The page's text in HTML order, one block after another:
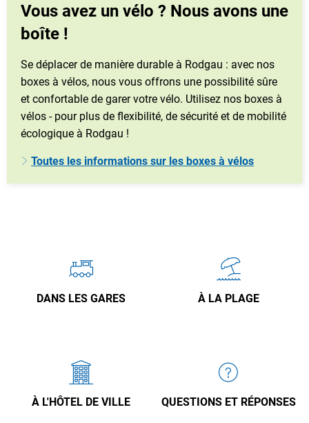
Vous avez un vélo ? Nous avons une
boîte !
Se déplacer de manière durable à Rodgau : avec nos
boxes à vélos, nous vous offrons une possibilité sûre
et confortable de garer votre vélo. Utilisez nos boxes à
vélos - pour plus de flexibilité, de sécurité et de mobilité
écologique à Rodgau !
Toutes les informations sur les boxes à vélos
DANS LES GARES À LA PLAGE
À L'HÔTEL DE VILLE QUESTIONS ET RÉPONSES